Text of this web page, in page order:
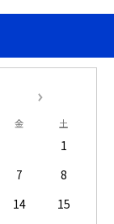
金 土
1
7
8
14
15